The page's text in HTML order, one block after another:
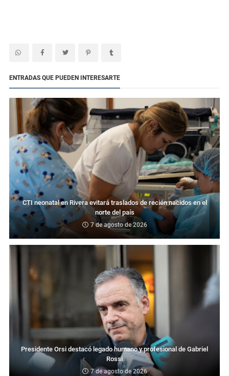
ENTRADAS QUE PUEDEN INTERESARTE
CTI neonatal en Rivera evitará traslados de recién nacidos en el
norte del país
7 de agosto de 2026
Presidente Orsi destacó legado humano y profesional de Gabriel
Rossi
7 de agosto de 2026